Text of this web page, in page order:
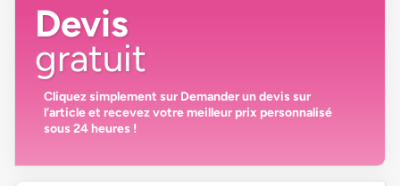
Devis
gratuit
Cliquez simplement sur Demander un devissur
l’article et recevez votremeilleur prix personnalisé
sous 24 heures !